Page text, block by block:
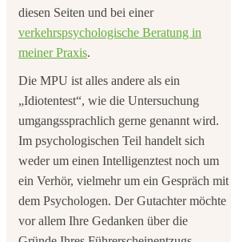
diesen Seiten und bei einer
verkehrspsychologische Beratung in
meiner Praxis.
Die MPU ist alles andere als ein
„Idiotentest“, wie die Untersuchung
umgangssprachlich gerne genannt wird.
Im psychologischen Teil handelt sich
weder um einen Intelligenztest noch um
ein Verhör, vielmehr um ein Gespräch mit
dem Psychologen. Der Gutachter möchte
vor allem Ihre Gedanken über die